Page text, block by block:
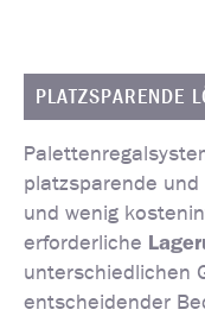
PLATZSPARENDE
platzsparende
und wenig
erforderliche
unterschiedlichen
entscheidender